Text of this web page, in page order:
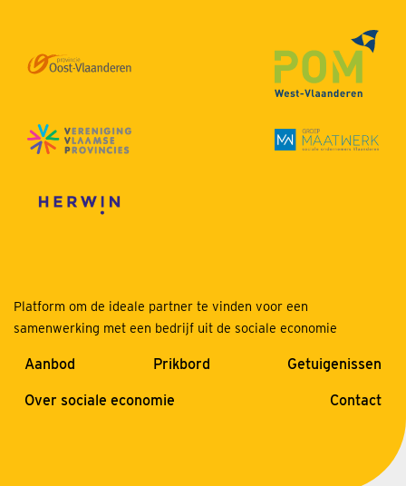
Platform om de ideale partner te vinden voor een
samenwerking met een bedrijf uit de sociale economie
Aanbod Prikbord Getuigenissen
Over sociale economie Contact